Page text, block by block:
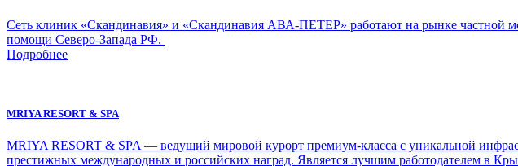
Сеть клиник «Скандинавия» и «Скандинавия АВА-ПЕТЕР» работают на рынке частной
помощи Северо-Запада РФ.
Подробнее
MRIYA RESORT & SPA
MRIYA RESORT & SPA — ведущий мировой курорт премиум-класса с уникальной
престижных международных и российских наград. Является лучшим работодателем в